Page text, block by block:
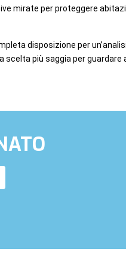
mirate per proteggere
disposizione per
più saggia per guardare